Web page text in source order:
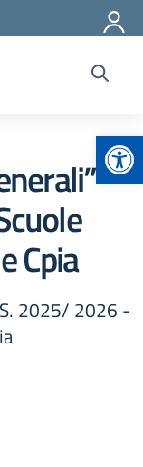
–
Cpia
2025/ 2026 -